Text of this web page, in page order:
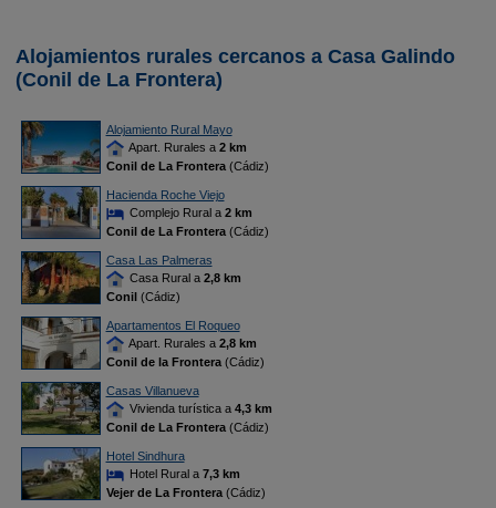
Alojamientos rurales cercanos a Casa Galindo
(Conil de La Frontera)
Alojamiento Rural Mayo
Apart. Rurales a 2 km
Conil de La Frontera(Cádiz)
Hacienda Roche Viejo
Complejo Rural a 2 km
Conil de La Frontera(Cádiz)
Casa Las Palmeras
Casa Rural a 2,8 km
Conil(Cádiz)
Apartamentos El Roqueo
Apart. Rurales a 2,8 km
Conil de la Frontera(Cádiz)
Casas Villanueva
Vivienda turística a 4,3 km
Conil de La Frontera(Cádiz)
Hotel Sindhura
Hotel Rural a 7,3 km
Vejer de La Frontera(Cádiz)